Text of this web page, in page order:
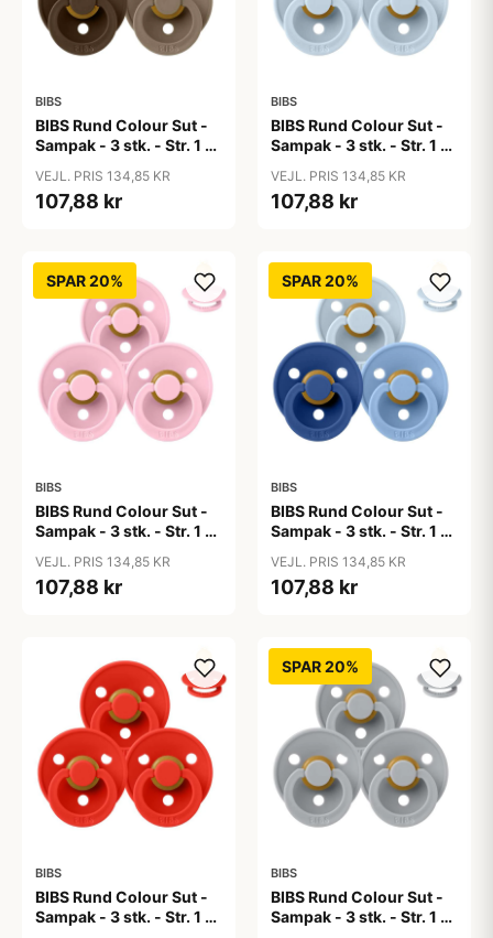
BIBS
BIBS Rund Colour Sut -
Sampak - 3 stk. - Str. 1 -
VEJL. PRIS 134,85 KR
107,88 kr
BIBS
BIBS Rund Colour Sut -
Sampak - 3 stk. - Str. 1 -
VEJL. PRIS 134,85 KR
107,88 kr
SPAR 20%
BIBS
BIBS Rund Colour Sut -
Sampak - 3 stk. - Str. 1 -
VEJL. PRIS 134,85 KR
107,88 kr
SPAR 20%
BIBS
BIBS Rund Colour Sut -
Sampak - 3 stk. - Str. 1 -
VEJL. PRIS 134,85 KR
107,88 kr
BIBS
BIBS Rund Colour Sut -
Sampak - 3 stk. - Str. 1 -
SPAR 20%
BIBS
BIBS Rund Colour Sut -
Sampak - 3 stk. - Str. 1 -